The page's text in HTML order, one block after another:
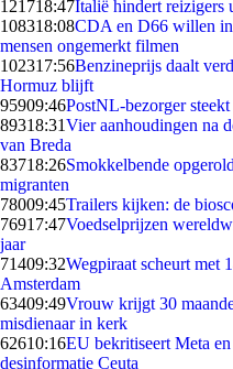
121718:47Italië hindert reizigers
108318:08CDA en D66 willen
mensen ongemerkt filmen
102317:56Benzineprijs daalt
Hormuz blijft
95909:46PostNL-bezorger
89318:31Vier aanhoudingen na
van Breda
83718:26Smokkelbende
migranten
78009:45Trailers kijken: de
76917:47Voedselprijzen
jaar
71409:32Wegpiraat scheurt met
Amsterdam
63409:49Vrouw krijgt 30
misdienaar in kerk
62610:16EU bekritiseert Meta
desinformatie Ceuta